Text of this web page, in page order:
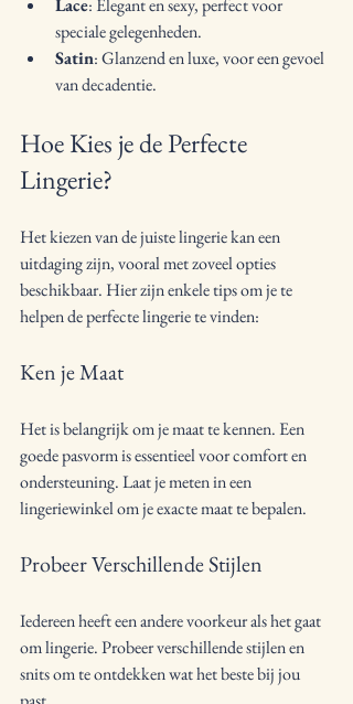
Lace: Elegant en sexy, perfect voor
speciale gelegenheden.
Satin: Glanzend en luxe, voor een gevoel
van decadentie.
Hoe Kies je de Perfecte
Lingerie?
Het kiezen van de juiste lingerie kan een
uitdaging zijn, vooral met zoveel opties
beschikbaar. Hier zijn enkele tips om je te
helpen de perfecte lingerie te vinden:
Ken je Maat
Het is belangrijk om je maat te kennen. Een
goede pasvorm is essentieel voor comfort en
ondersteuning. Laat je meten in een
lingeriewinkel om je exacte maat te bepalen.
Probeer Verschillende Stijlen
Iedereen heeft een andere voorkeur als het gaat
om lingerie. Probeer verschillende stijlen en
snits om te ontdekken wat het beste bij jou